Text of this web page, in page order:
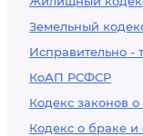
Земельный
Исправительно -
КоАП РСФСР
Кодекс законов о
Кодекс о браке